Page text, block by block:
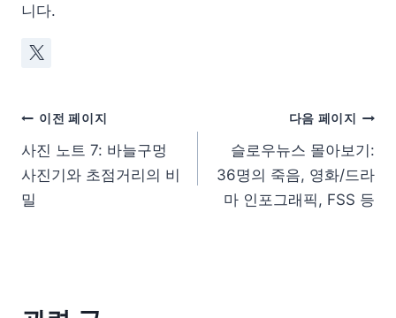
니다.
이전 페이지
사진 노트 7: 바늘구멍
사진기와 초점거리의 비
밀
다음 페이지
슬로우뉴스 몰아보기:
36명의 죽음, 영화/드라
마 인포그래픽, FSS 등